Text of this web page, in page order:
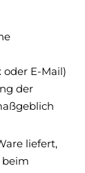
E-Mail)
der
liefert,
beim